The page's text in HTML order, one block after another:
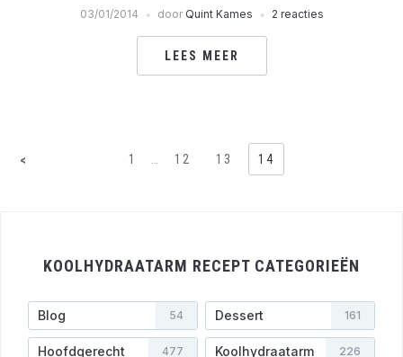
03/01/2014 door Quint Kames 2 reacties
LEES MEER
< 1 … 12 13 14
KOOLHYDRAATARM RECEPT CATEGORIEËN
Blog 54 Dessert 161
Hoofdgerecht 477 Koolhydraatarm 226